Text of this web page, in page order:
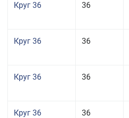
Круг 36 36
Круг 36 36
Круг 36 36
Круг 36 36